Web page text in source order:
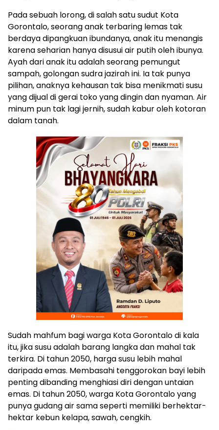
Pada sebuah lorong, di salah satu sudut Kota
Gorontalo, seorang anak terbaring lemas tak
berdaya dipangkuan ibundanya, anak itu menangis
karena seharian hanya disusui air putih oleh ibunya.
Ayah dari anak itu adalah seorang pemungut
sampah, golongan sudra jazirah ini. Ia tak punya
pilihan, anaknya kehausan tak bisa menikmati susu
yang dijual di gerai toko yang dingin dan nyaman. Air
minum pun tak lagi jernih, sudah kabur oleh kotoran
dalam tanah.
Sudah mahfum bagi warga Kota Gorontalo di kala
itu, jika susu adalah barang langka dan mahal tak
terkira. Di tahun 2050, harga susu lebih mahal
daripada emas. Membasahi tenggorokan bayi lebih
penting dibanding menghiasi diri dengan untaian
emas. Di tahun 2050, warga Kota Gorontalo yang
punya gudang air sama seperti memiliki berhektar-
hektar kebun kelapa, sawah, cengkih.